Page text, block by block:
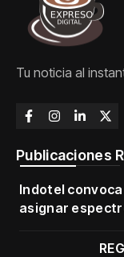
Tu noticia al
Publicaciones
Indotel
asignar